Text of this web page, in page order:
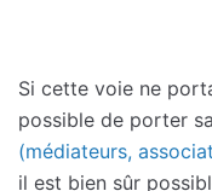
Si cette voie ne
possible de porter
(médiateurs,
il est bien sûr